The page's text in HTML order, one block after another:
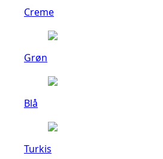
Creme
Grøn
Blå
Turkis